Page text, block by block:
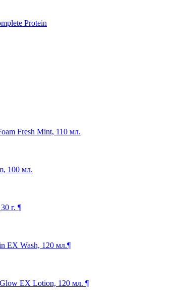
Protein
Fresh Mint, 110 мл.
100 мл.
г. ¶
EX Wash, 120 мл.¶
EX Lotion, 120 мл. ¶